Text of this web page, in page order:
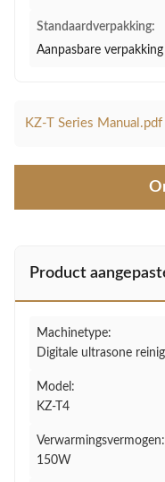
Standaardverpakking:
Aanpasbare verpakking
KZ-T Series Manual.pdf
Product
Machinetype:
Digitale ultrasone
Model:
KZ-T4
Verwarmingsvermogen:
150W